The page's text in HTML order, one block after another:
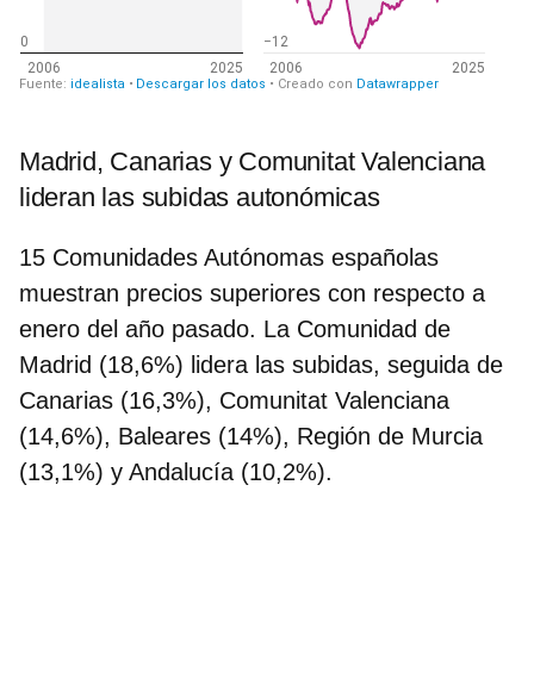
Madrid, Canarias y Comunitat Valenciana
lideran las subidas autonómicas
15 Comunidades Autónomas españolas
muestran precios superiores con respecto a
enero del año pasado. La Comunidad de
Madrid (18,6%) lidera las subidas, seguida de
Canarias (16,3%), Comunitat Valenciana
(14,6%), Baleares (14%), Región de Murcia
(13,1%) y Andalucía (10,2%).